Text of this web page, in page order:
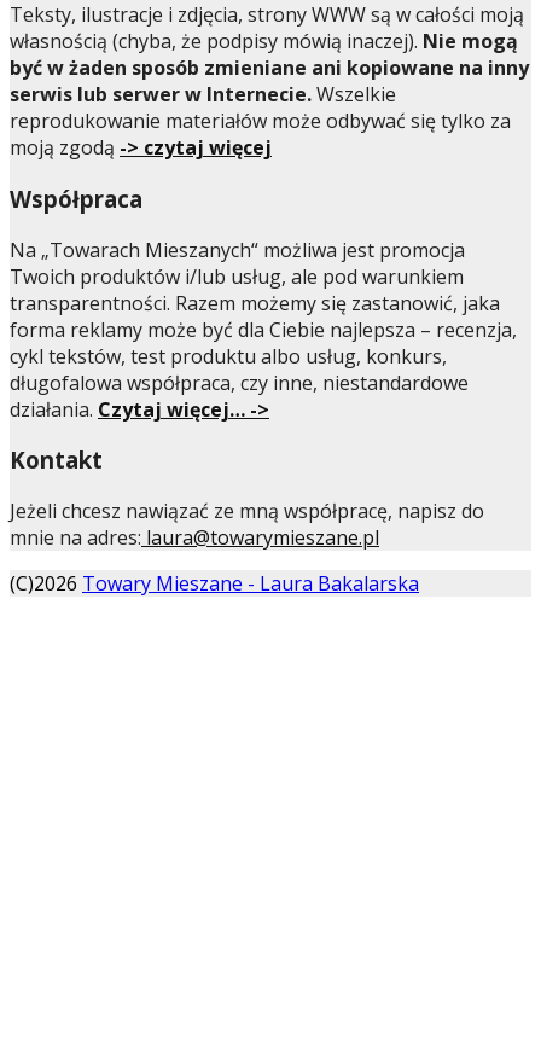
Teksty, ilustracje i zdjęcia, strony WWW są w całości moją
własnością (chyba, że podpisy mówią inaczej). Nie mogą
być w żaden sposób zmieniane ani kopiowane na inny
serwis lub serwer w Internecie.Wszelkie
reprodukowanie materiałów może odbywać się tylko za
moją zgodą -> czytaj więcej
Współpraca
Na „Towarach Mieszanych“ możliwa jest promocja
Twoich produktów i/lub usług, ale pod warunkiem
transparentności. Razem możemy się zastanowić, jaka
forma reklamy może być dla Ciebie najlepsza – recenzja,
cykl tekstów, test produktu albo usług, konkurs,
długofalowa współpraca, czy inne, niestandardowe
działania. Czytaj więcej… ->
Kontakt
Jeżeli chcesz nawiązać ze mną współpracę, napisz do
mnie na adres: laura@towarymieszane.pl
(C)2026 Towary Mieszane - Laura Bakalarska